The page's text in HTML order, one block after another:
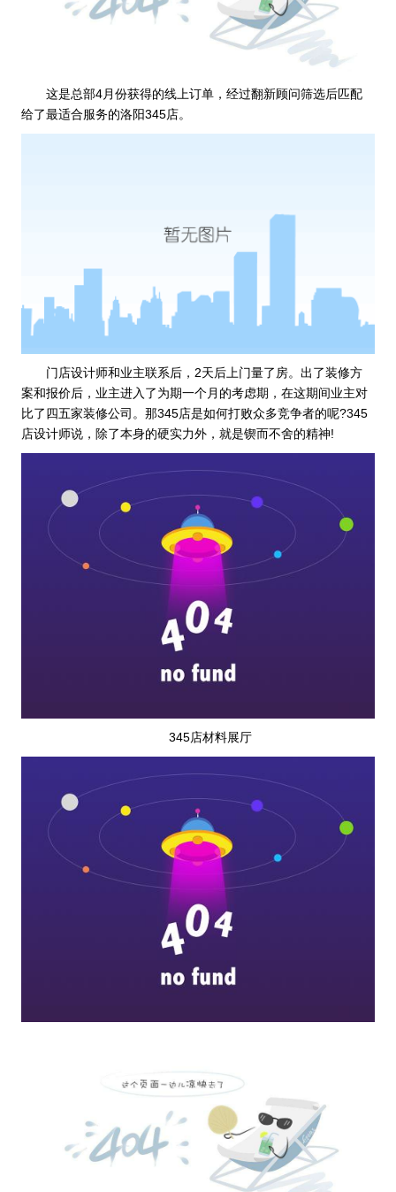
这是总部4月份获得的线上订单，经过翻新顾问筛选后匹配
给了最适合服务的洛阳345店。
门店设计师和业主联系后，2天后上门量了房。出了装修方
案和报价后，业主进入了为期一个月的考虑期，在这期间业主对
比了四五家装修公司。那345店是如何打败众多竞争者的呢?345
店设计师说，除了本身的硬实力外，就是锲而不舍的精神!
345店材料展厅